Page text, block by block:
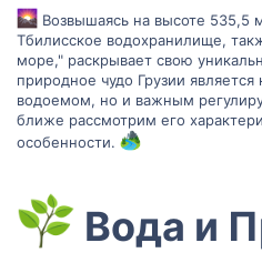
Возвышаясь на высоте 535,5
Тбилисское водохранилище,
море," раскрывает свою
природное чудо Грузии
водоемом, но и важным
ближе рассмотрим его
особенности.
Вода и